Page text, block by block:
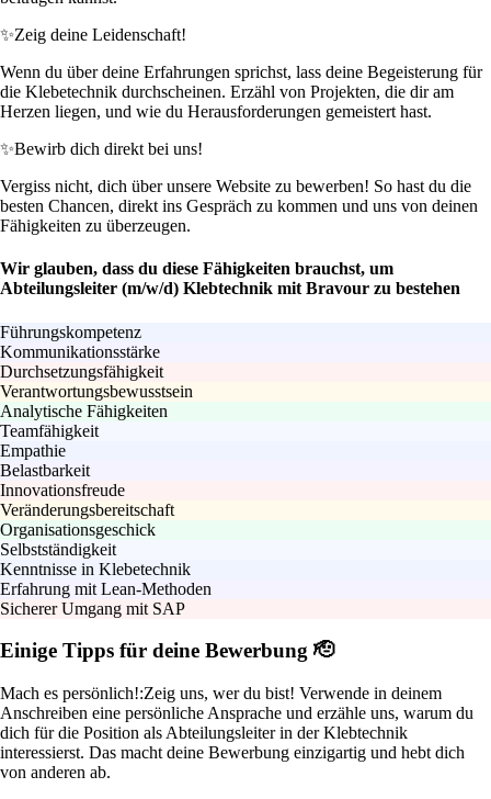
✨Zeig deine Leidenschaft!
Wenn du über deine Erfahrungen sprichst, lass deine Begeisterung für
die Klebetechnik durchscheinen. Erzähl von Projekten, die dir am
Herzen liegen, und wie du Herausforderungen gemeistert hast.
✨Bewirb dich direkt bei uns!
Vergiss nicht, dich über unsere Website zu bewerben! So hast du die
besten Chancen, direkt ins Gespräch zu kommen und uns von deinen
Fähigkeiten zu überzeugen.
Wir glauben, dass du diese Fähigkeiten brauchst, um
Abteilungsleiter (m/w/d) Klebtechnik mit Bravour zu bestehen
Führungskompetenz
Kommunikationsstärke
Durchsetzungsfähigkeit
Verantwortungsbewusstsein
Analytische Fähigkeiten
Teamfähigkeit
Empathie
Belastbarkeit
Innovationsfreude
Veränderungsbereitschaft
Organisationsgeschick
Selbstständigkeit
Kenntnisse in Klebetechnik
Erfahrung mit Lean-Methoden
Sicherer Umgang mit SAP
Einige Tipps für deine Bewerbung 🫡
Mach es persönlich!:Zeig uns, wer du bist! Verwende in deinem
Anschreiben eine persönliche Ansprache und erzähle uns, warum du
dich für die Position als Abteilungsleiter in der Klebtechnik
interessierst. Das macht deine Bewerbung einzigartig und hebt dich
von anderen ab.